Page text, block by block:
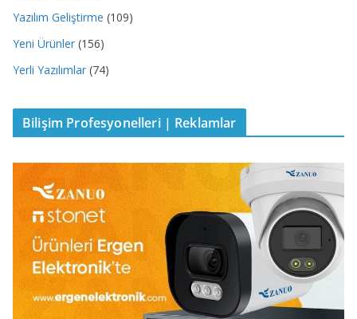
Yazılım Geliştirme (109)
Yeni Ürünler (156)
Yerli Yazılımlar (74)
Bilişim Profesyonelleri | Reklamlar